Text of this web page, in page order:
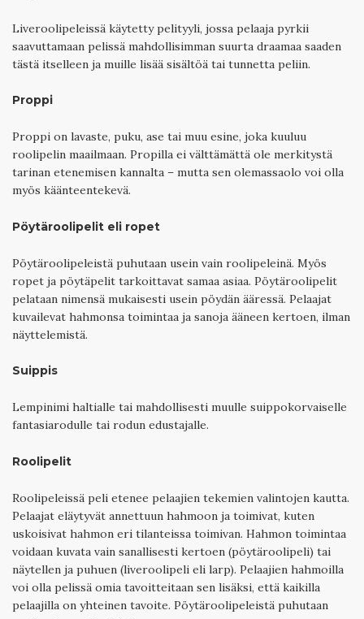
Liveroolipeleissä käytetty pelityyli, jossa pelaaja pyrkii
saavuttamaan pelissä mahdollisimman suurta draamaa saaden
tästä itselleen ja muille lisää sisältöä tai tunnetta peliin.
Proppi
Proppi on lavaste, puku, ase tai muu esine, joka kuuluu
roolipelin maailmaan. Propilla ei välttämättä ole merkitystä
tarinan etenemisen kannalta – mutta sen olemassaolo voi olla
myös käänteentekevä.
Pöytäroolipelit eli ropet
Pöytäroolipeleistä puhutaan usein vain roolipeleinä. Myös
ropet ja pöytäpelit tarkoittavat samaa asiaa. Pöytäroolipelit
pelataan nimensä mukaisesti usein pöydän ääressä. Pelaajat
kuvailevat hahmonsa toimintaa ja sanoja ääneen kertoen, ilman
näyttelemistä.
Suippis
Lempinimi haltialle tai mahdollisesti muulle suippokorvaiselle
fantasiarodulle tai rodun edustajalle.
Roolipelit
Roolipeleissä peli etenee pelaajien tekemien valintojen kautta.
Pelaajat eläytyvät annettuun hahmoon ja toimivat, kuten
uskoisivat hahmon eri tilanteissa toimivan. Hahmon toimintaa
voidaan kuvata vain sanallisesti kertoen (pöytäroolipeli) tai
näytellen ja puhuen (liveroolipeli eli larp). Pelaajien hahmoilla
voi olla pelissä omia tavoitteitaan sen lisäksi, että kaikilla
pelaajilla on yhteinen tavoite. Pöytäroolipeleistä puhutaan